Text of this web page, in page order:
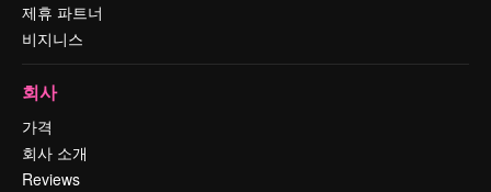
제휴 파트너
비지니스
회사
가격
회사 소개
Reviews